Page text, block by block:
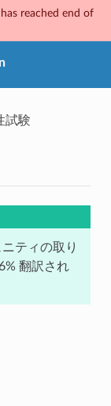
reached end of
試験
ティの取り
翻訳され